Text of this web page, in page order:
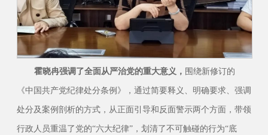
霍晓冉强调了全面从严治党的重大意义， 围绕新修订的
《中国共产党纪律处分条例》，通过简要释义、明确要求、强调
处分及案例剖析的方式，从正面引导和反面警示两个方面，带领
行政人员重温了党的“六大纪律”，划清了不可触碰的行为“底